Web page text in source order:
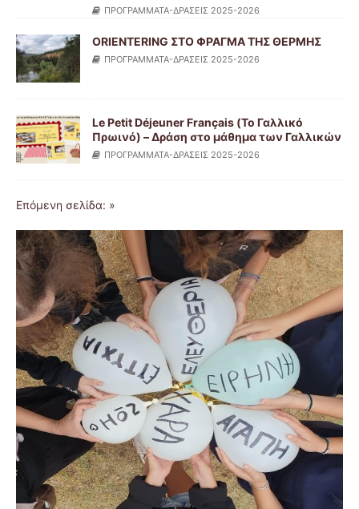
ΠΡΟΓΡΑΜΜΑΤΑ-ΔΡΑΣΕΙΣ 2025-2026
ORIENTERING ΣΤΟ ΦΡΑΓΜΑ ΤΗΣ ΘΕΡΜΗΣ
ΠΡΟΓΡΑΜΜΑΤΑ-ΔΡΑΣΕΙΣ 2025-2026
Le Petit Déjeuner Français (Το Γαλλικό
Πρωινό) – Δράση στο μάθημα των Γαλλικών
ΠΡΟΓΡΑΜΜΑΤΑ-ΔΡΑΣΕΙΣ 2025-2026
Επόμενη σελίδα: »